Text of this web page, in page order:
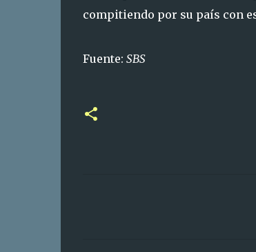
compitiendo por su país con
Fuente: SBS